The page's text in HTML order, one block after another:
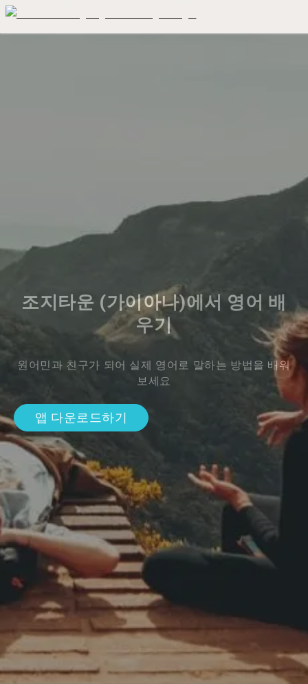
조지타운 (가이아나)에서 영어 배
우기
원어민과 친구가 되어 실제 영어로 말하는 방법을 배워
보세요
앱 다운로드하기